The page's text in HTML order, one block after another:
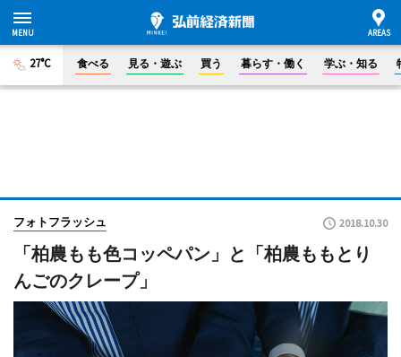
27°C 食べる 見る・遊ぶ 買う 暮らす・働く 学ぶ・知る
フォトフラッシュ 2018.10.30
「柏農もも色コッペパン」と「柏農ももとり
んごのクレープ」